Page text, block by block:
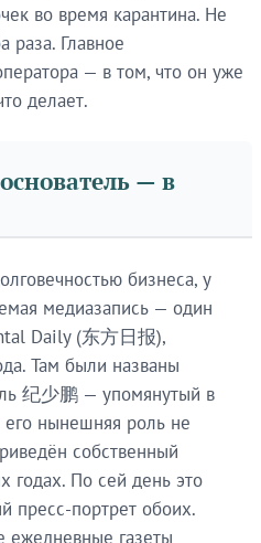
во время карантина. Не
раза. Главное
— в том, что он уже
делает.
— в
бизнеса, у
медиазапись — один
Daily (东方日报),
Там были названы
纪少鹏 — упомянутый в
его нынешняя роль не
собственный
годах. По сей день это
пресс-портрет обоих.
ежедневные газеты